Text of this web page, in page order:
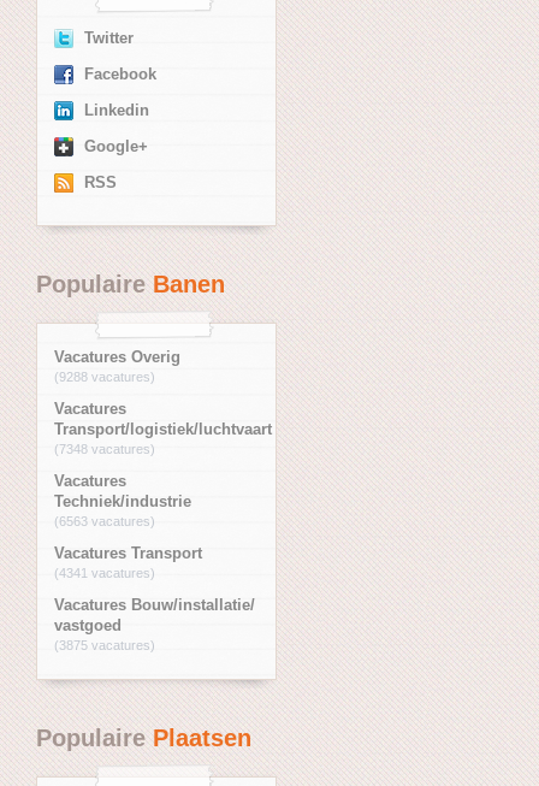
Twitter
Facebook
Linkedin
Google+
RSS
PopulaireBanen
Vacatures Overig
(9288 vacatures)
Vacatures
Transport/logistiek/luchtvaart
(7348 vacatures)
Vacatures
Techniek/industrie
(6563 vacatures)
Vacatures Transport
(4341 vacatures)
Vacatures Bouw/installatie/
vastgoed
(3875 vacatures)
PopulairePlaatsen